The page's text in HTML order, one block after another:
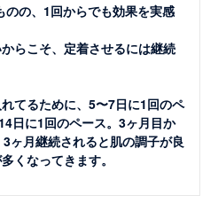
の、1回からでも効果を実感
らこそ、定着させるには継続
てるために、5〜7日に1回のペ
日に1回のペース。3ヶ月目か
ヶ月継続されると肌の調子が良
くなってきます。